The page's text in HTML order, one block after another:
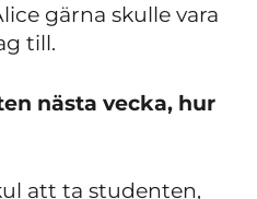
gärna skulle vara
till.
nästa vecka, hur
att ta studenten,